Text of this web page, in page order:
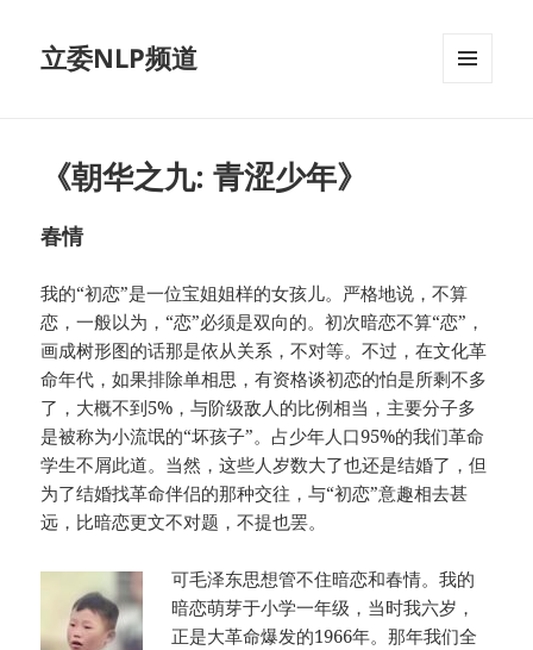
立委NLP频道
《朝华之九: 青涩少年》
春情
我的“初恋”是一位宝姐姐样的女孩儿。严格地说，不算
恋，一般以为，“恋”必须是双向的。初次暗恋不算“恋”，
画成树形图的话那是依从关系，不对等。不过，在文化革
命年代，如果排除单相思，有资格谈初恋的怕是所剩不多
了，大概不到5%，与阶级敌人的比例相当，主要分子多
是被称为小流氓的“坏孩子”。占少年人口95%的我们革命
学生不屑此道。当然，这些人岁数大了也还是结婚了，但
为了结婚找革命伴侣的那种交往，与“初恋”意趣相去甚
远，比暗恋更文不对题，不提也罢。
可毛泽东思想管不住暗恋和春情。我的
暗恋萌芽于小学一年级，当时我六岁，
正是大革命爆发的1966年。那年我们全